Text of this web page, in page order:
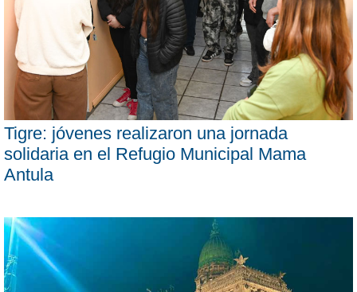
Tigre: jóvenes realizaron una jornada
solidaria en el Refugio Municipal Mama
Antula